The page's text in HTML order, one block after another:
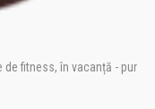
fitness, în vacanță - pur